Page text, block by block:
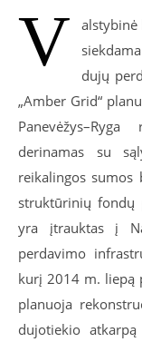
V
alstybinė
dujų
„Amber Grid“
derinamas su
reikalingos sumos
struktūrinių fondų
yra įtrauktas į
perdavimo
kurį 2014 m. liepą
planuoja
dujotiekio